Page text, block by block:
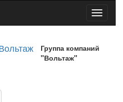
Toggle
Группа компаний
"Вольтаж"